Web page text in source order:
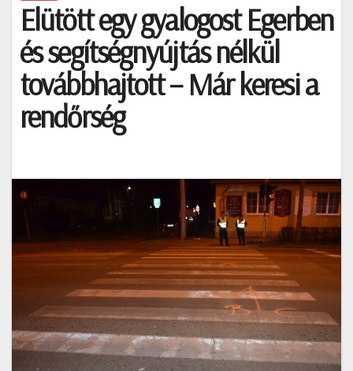
Elütött egy gyalogost Egerben
és segítségnyújtás nélkül
továbbhajtott – Már keresi a
rendőrség